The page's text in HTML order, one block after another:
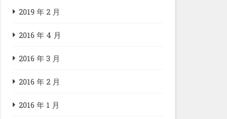
2019 年 2 月
2016 年 4 月
2016 年 3 月
2016 年 2 月
2016 年 1 月